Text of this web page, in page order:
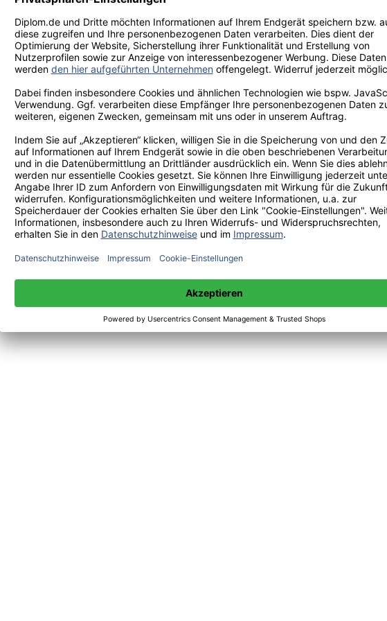
downloaden!
Autorenhonorar - bis zu 40%.
als hochwertiges Fachbuch in unserem renommierten Buchverlag.
Fachgebiet und machen Sie sich bekannt.
unter +49(0)176-85996762 erreichbar.
wie z.B. amazon erhältlich.